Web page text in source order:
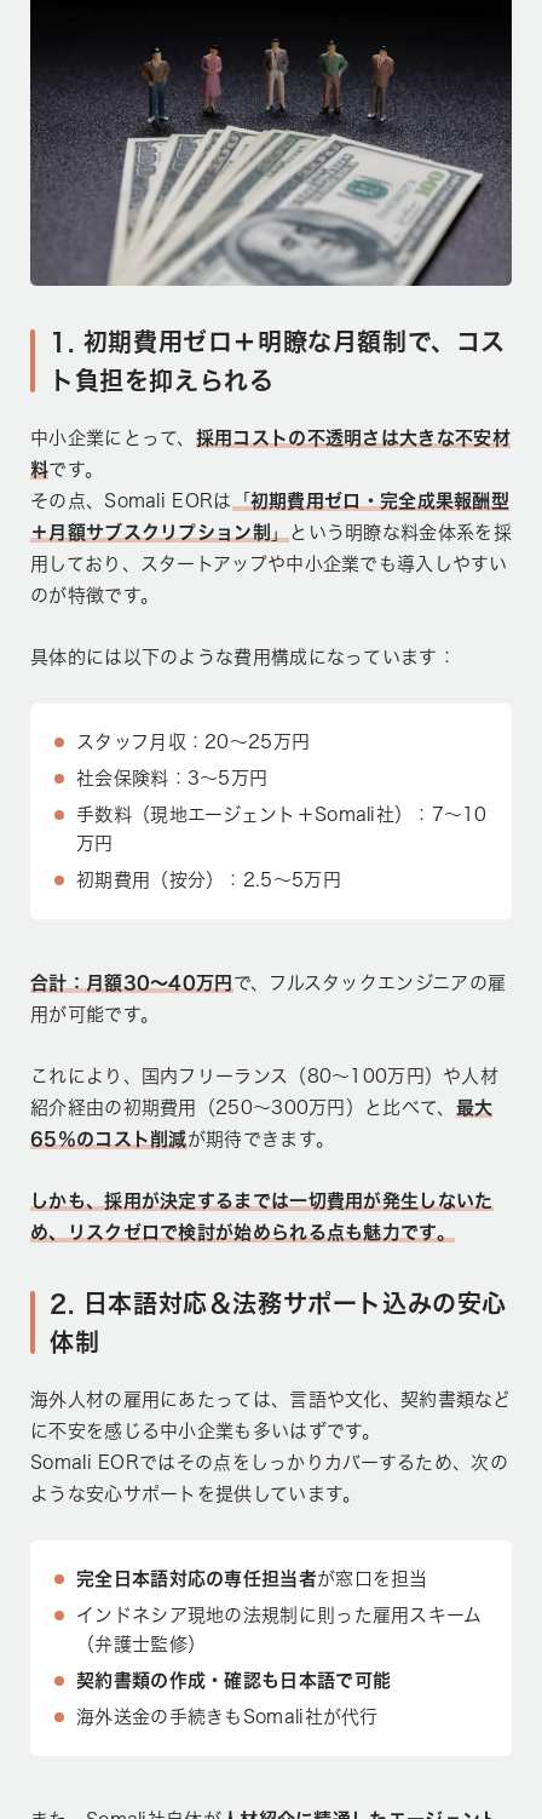
1. 初期費用ゼロ＋明瞭な月額制で、コス
ト負担を抑えられる
中小企業にとって、 採用コストの不透明さは大きな不安材
料です。
その点、Somali EORは
「 初期費用ゼロ・完全成果報酬型
＋月額サブスクリプション制 」
という明瞭な料金体系を採
用しており、スタートアップや中小企業でも導入しやすい
のが特徴です。
具体的には以下のような費用構成になっています：
スタッフ月収：20〜25万円
社会保険料：3〜5万円
手数料（現地エージェント＋Somali社）：7〜10
万円
初期費用（按分）：2.5〜5万円
合計：月額30〜40万円 で、フルスタックエンジニアの雇
用が可能です。
これにより、国内フリーランス（80〜100万円）や人材
紹介経由の初期費用（250〜300万円）と比べて、 最大
65％のコスト削減が期待できます。
しかも、採用が決定するまでは一切費用が発生しないた
め、リスクゼロで検討が始められる点も魅力です。
2. 日本語対応＆法務サポート込みの安心
体制
海外人材の雇用にあたっては、言語や文化、契約書類など
に不安を感じる中小企業も多いはずです。
Somali EORではその点をしっかりカバーするため、次の
ような安心サポートを提供しています。
完全日本語対応の専任担当者が窓口を担当
インドネシア現地の法規制に則った雇用スキーム
（弁護士監修）
契約書類の作成・確認も日本語で可能
海外送金の手続きもSomali社が代行